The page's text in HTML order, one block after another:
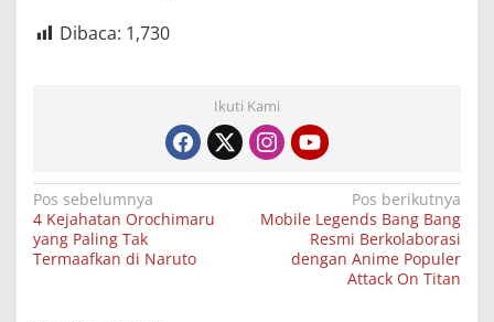
Dibaca: 1,730
Ikuti Kami
Navigasi
pos
Pos sebelumnya
4 Kejahatan Orochimaru
yang Paling Tak
Termaafkan di Naruto
Pos berikutnya
Mobile Legends Bang Bang
Resmi Berkolaborasi
dengan Anime Populer
Attack On Titan